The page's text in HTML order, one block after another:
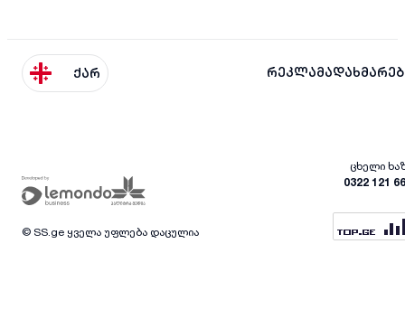
ქარ რეკლამა
ცხელი
0322 121
© SS.ge ყველა უფლება დაცულია